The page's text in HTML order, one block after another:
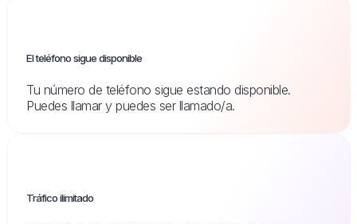
El teléfono sigue disponible
Tu número de teléfono sigue estando disponible.
Puedes llamar y puedes ser llamado/a.
Tráfico ilimitado